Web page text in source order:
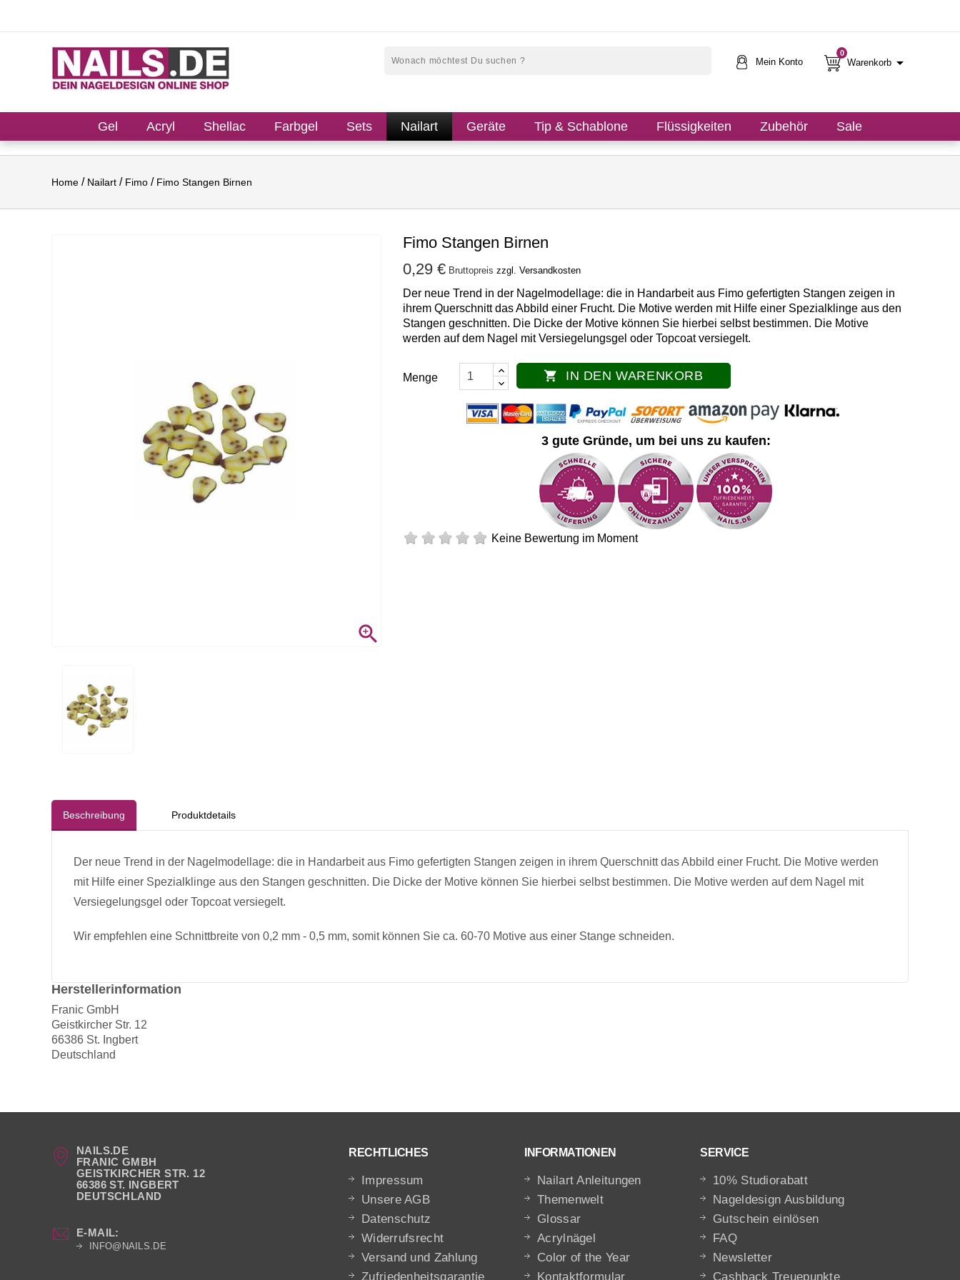
0
Warenkorb 
Mein Konto
Gel Acryl Shellac Farbgel Sets Nailart Geräte Tip & Schablone Flüssigkeiten Zubehör Sale
Home Nailart Fimo Fimo Stangen Birnen

Fimo Stangen Birnen
0,29 € Bruttopreis zzgl. Versandkosten
Der neue Trend in der Nagelmodellage: die in Handarbeit aus Fimo gefertigten Stangen zeigen in
ihrem Querschnitt das Abbild einer Frucht. Die Motive werden mit Hilfe einer Spezialklinge aus den
Stangen geschnitten. Die Dicke der Motive können Sie hierbei selbst bestimmen. Die Motive
werden auf dem Nagel mit Versiegelungsgel oder Topcoat versiegelt.
Menge  IN DEN WARENKORB
3 gute Gründe, um bei uns zu kaufen:
Keine Bewertung im Moment
Beschreibung Produktdetails
Der neue Trend in der Nagelmodellage: die in Handarbeit aus Fimo gefertigten Stangen zeigen in ihrem Querschnitt das Abbild einer Frucht. Die Motive werden
mit Hilfe einer Spezialklinge aus den Stangen geschnitten. Die Dicke der Motive können Sie hierbei selbst bestimmen. Die Motive werden auf dem Nagel mit
Versiegelungsgel oder Topcoat versiegelt.
Wir empfehlen eine Schnittbreite von 0,2 mm - 0,5 mm, somit können Sie ca. 60-70 Motive aus einer Stange schneiden.
Herstellerinformation
Franic GmbH
Geistkircher Str. 12
66386 St. Ingbert
Deutschland
NAILS.DE
FRANIC GMBH
GEISTKIRCHER STR. 12
66386 ST. INGBERT
DEUTSCHLAND
E-MAIL:
INFO@NAILS.DE
RECHTLICHES
Impressum
Unsere AGB
Datenschutz
Widerrufsrecht
Versand und Zahlung
Zufriedenheitsgarantie
INFORMATIONEN
Nailart Anleitungen
Themenwelt
Glossar
Acrylnägel
Color of the Year
Kontaktformular
SERVICE
10% Studiorabatt
Nageldesign Ausbildung
Gutschein einlösen
FAQ
Newsletter
Cashback Treuepunkte